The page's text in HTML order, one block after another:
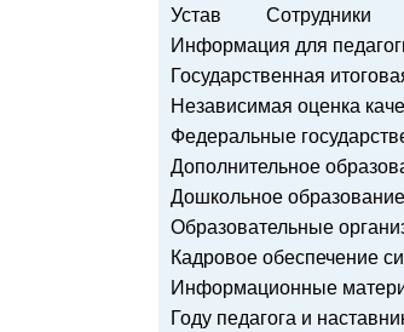
Устав Сотрудники
Информация для
Государственная
Независимая оценка
Федеральные
Дополнительное
Дошкольное образование
Образовательные
Кадровое обеспечение
Информационные
Году педагога и